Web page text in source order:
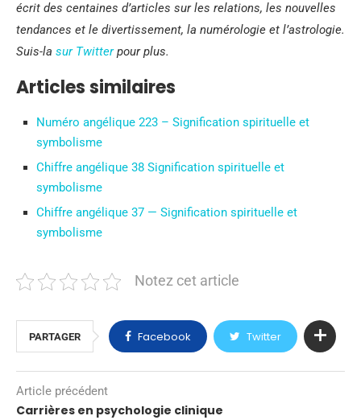
écrit des centaines d’articles sur les relations, les nouvelles
tendances et le divertissement, la numérologie et l’astrologie.
Suis-la sur Twitterpour plus.
Articles similaires
Numéro angélique 223 – Signification spirituelle et
symbolisme
Chiffre angélique 38 Signification spirituelle et
symbolisme
Chiffre angélique 37 — Signification spirituelle et
symbolisme
Notez cet article
PARTAGER Facebook Twitter
Article précédent
Carrières en psychologie clinique